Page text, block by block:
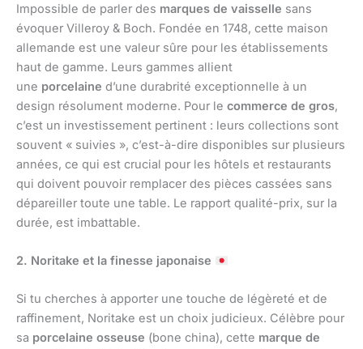
Impossible de parler des marques de vaisselle sans
évoquer Villeroy & Boch. Fondée en 1748, cette maison
allemande est une valeur sûre pour les établissements
haut de gamme. Leurs gammes allient
une porcelaine d’une durabrité exceptionnelle à un
design résolument moderne. Pour le commerce de gros,
c’est un investissement pertinent : leurs collections sont
souvent « suivies », c’est-à-dire disponibles sur plusieurs
années, ce qui est crucial pour les hôtels et restaurants
qui doivent pouvoir remplacer des pièces cassées sans
dépareiller toute une table. Le rapport qualité-prix, sur la
durée, est imbattable.
2. Noritake et la finesse japonaise
Si tu cherches à apporter une touche de légèreté et de
raffinement, Noritake est un choix judicieux. Célèbre pour
sa porcelaine osseuse (bone china), cette marque de